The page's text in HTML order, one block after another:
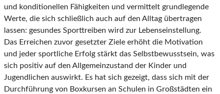
und konditionellen Fähigkeiten und vermittelt grundlegende
Werte, die sich schließlich auch auf den Alltag übertragen
lassen: gesundes Sporttreiben wird zur Lebenseinstellung.
Das Erreichen zuvor gesetzter Ziele erhöht die Motivation
und jeder sportliche Erfolg stärkt das Selbstbewusstsein, was
sich positiv auf den Allgemeinzustand der Kinder und
Jugendlichen auswirkt. Es hat sich gezeigt, dass sich mit der
Durchführung von Boxkursen an Schulen in Großstädten ein